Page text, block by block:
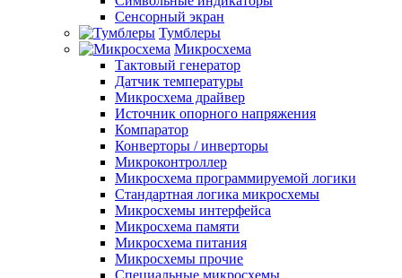
Сенсорный экран
Тумблеры
Микросхема
Тактовый генератор
Датчик температуры
Микросхема драйвер
Источник опорного напряжения
Компаратор
Конверторы / инверторы
Микроконтроллер
Микросхема программируемой логики
Стандартная логика микросхемы
Микросхемы интерфейса
Микросхема памяти
Микросхема питания
Микросхемы прочие
Специальные микросхемы